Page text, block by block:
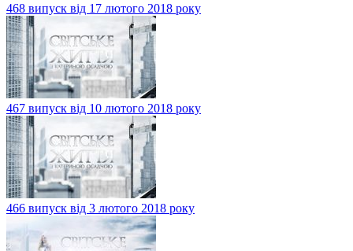
468 випуск від 17 лютого 2018 року
467 випуск від 10 лютого 2018 року
466 випуск від 3 лютого 2018 року